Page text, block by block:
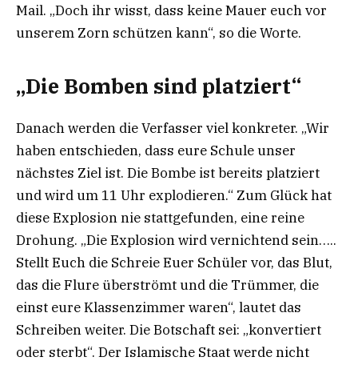
Mail. „Doch ihr wisst, dass keine Mauer euch vor
unserem Zorn schützen kann“, so die Worte.
„Die Bomben sind platziert“
Danach werden die Verfasser viel konkreter. „Wir
haben entschieden, dass eure Schule unser
nächstes Ziel ist. Die Bombe ist bereits platziert
und wird um 11 Uhr explodieren.“ Zum Glück hat
diese Explosion nie stattgefunden, eine reine
Drohung. „Die Explosion wird vernichtend sein…..
Stellt Euch die Schreie Euer Schüler vor, das Blut,
das die Flure überströmt und die Trümmer, die
einst eure Klassenzimmer waren“, lautet das
Schreiben weiter. Die Botschaft sei: „konvertiert
oder sterbt“. Der Islamische Staat werde nicht